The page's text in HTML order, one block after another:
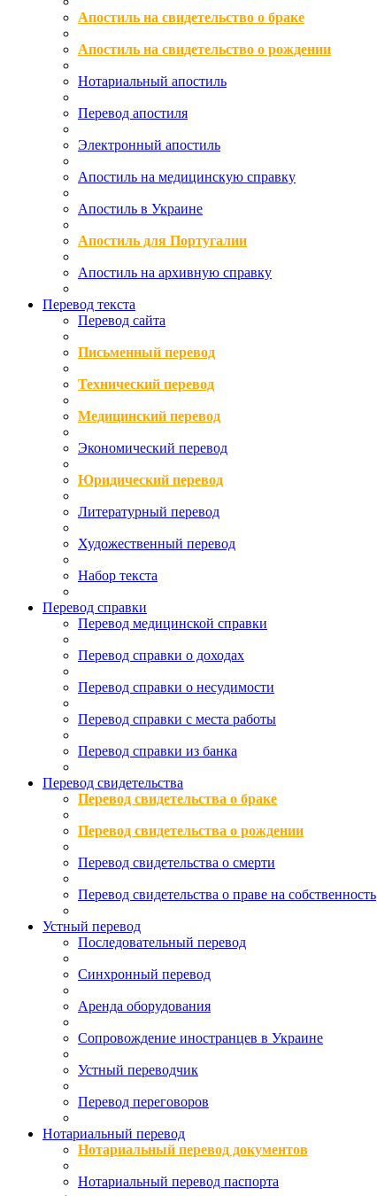
Апостиль на свидетельство о браке
Апостиль на свидетельство о рождении
Нотариальный апостиль
Перевод апостиля
Электронный апостиль
Апостиль на медицинскую справку
Апостиль в Украине
Апостиль для Португалии
Апостиль на архивную справку
Перевод текста
Перевод сайта
Письменный перевод
Технический перевод
Медицинский перевод
Экономический перевод
Юридический перевод
Литературный перевод
Художественный перевод
Набор текста
Перевод справки
Перевод медицинской справки
Перевод справки о доходах
Перевод справки о несудимости
Перевод справки с места работы
Перевод справки из банка
Перевод свидетельства
Перевод свидетельства о браке
Перевод свидетельства о рождении
Перевод свидетельства о смерти
Перевод свидетельства о праве на собственность
Устный перевод
Последовательный перевод
Синхронный перевод
Аренда оборудования
Сопровождение иностранцев в Украине
Устный переводчик
Перевод переговоров
Нотариальный перевод
Нотариальный перевод документов
Нотариальный перевод паспорта